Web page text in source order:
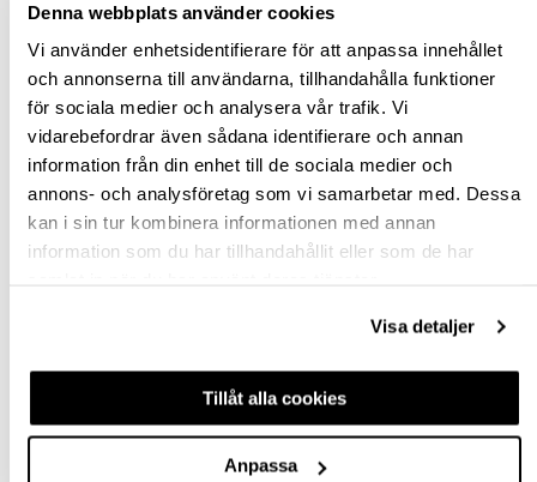
Denna webbplats använder cookies
Vi använder enhetsidentifierare för att anpassa innehållet
och annonserna till användarna, tillhandahålla funktioner
för sociala medier och analysera vår trafik. Vi
vidarebefordrar även sådana identifierare och annan
information från din enhet till de sociala medier och
annons- och analysföretag som vi samarbetar med. Dessa
kan i sin tur kombinera informationen med annan
information som du har tillhandahållit eller som de har
Visa detaljer
Tillåt alla cookies
Anpassa
Beställningsvara
Jönköping butik Slut i lager
Malmö butik Slut i lager
Snabba leveranser
Hämta i butik
BESKRIVNING
SPECIFIKATION